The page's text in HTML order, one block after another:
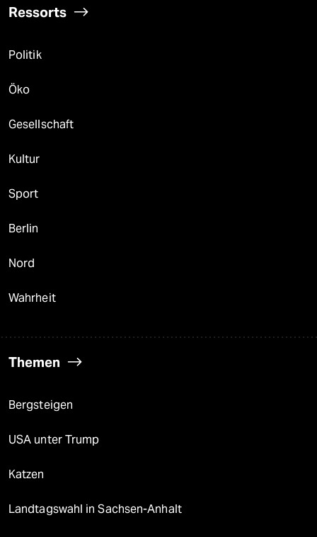
Ressorts
Politik
Öko
Gesellschaft
Kultur
Sport
Berlin
Nord
Wahrheit
Themen
Bergsteigen
USA unter Trump
Katzen
Landtagswahl in Sachsen-Anhalt